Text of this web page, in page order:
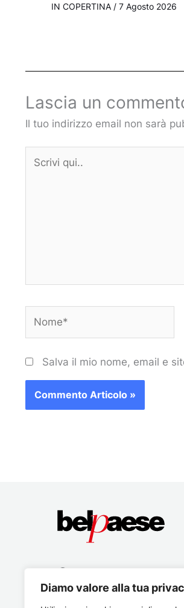
Diamo valore alla tua
IN COPERTINA/ 7 Agosto 2026
Lascia un
Il tuo indirizzo email non sarà
qui..
Salva il mio nome, email e